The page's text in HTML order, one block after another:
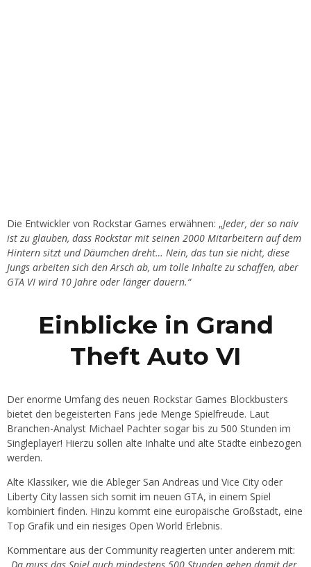
Die Entwickler von Rockstar Games erwähnen: „Jeder, der so naiv
ist zu glauben, dass Rockstar mit seinen 2000 Mitarbeitern auf dem
Hintern sitzt und Däumchen dreht… Nein, das tun sie nicht, diese
Jungs arbeiten sich den Arsch ab, um tolle Inhalte zu schaffen, aber
GTA VI wird 10 Jahre oder länger dauern.“
Einblicke in Grand
Theft Auto VI
Der enorme Umfang des neuen Rockstar Games Blockbusters
bietet den begeisterten Fans jede Menge Spielfreude. Laut
Branchen-Analyst Michael Pachter sogar bis zu 500 Stunden im
Singleplayer! Hierzu sollen alte Inhalte und alte Städte einbezogen
werden.
Alte Klassiker, wie die Ableger San Andreas und Vice City oder
Liberty City lassen sich somit im neuen GTA, in einem Spiel
kombiniert finden. Hinzu kommt eine europäische Großstadt, eine
Top Grafik und ein riesiges Open World Erlebnis.
Kommentare aus der Community reagierten unter anderem mit: